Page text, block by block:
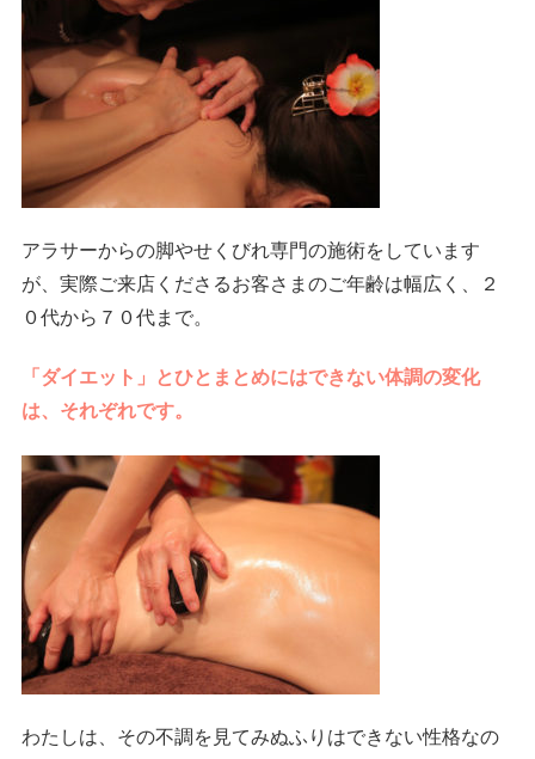
アラサーからの脚やせくびれ専門の施術をしています
が、実際ご来店くださるお客さまのご年齢は幅広く、２
０代から７０代まで。
「ダイエット」とひとまとめにはできない体調の変化
は、それぞれです。
わたしは、その不調を見てみぬふりはできない性格なの